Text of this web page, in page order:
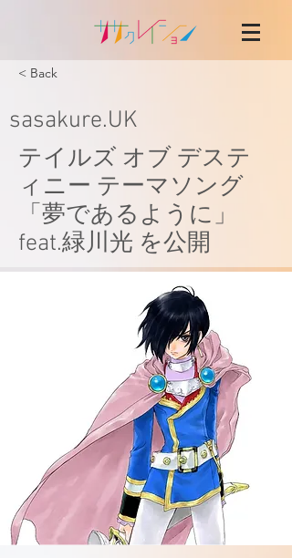
< Back
sasakure.UK
テイルズ オブ デステ
ィニー テーマソング
「夢であるように」
feat.緑川光 を公開